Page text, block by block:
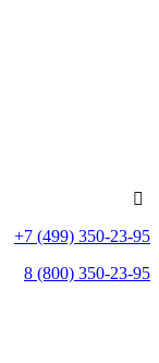
+7 (499) 350-23-95
8 (800) 350-23-95